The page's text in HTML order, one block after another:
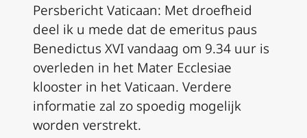
Persbericht Vaticaan: Met droefheid
deel ik u mede dat de emeritus paus
Benedictus XVI vandaag om 9.34 uur is
overleden in het Mater Ecclesiae
klooster in het Vaticaan. Verdere
informatie zal zo spoedig mogelijk
worden verstrekt.